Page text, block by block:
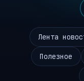
Лента
Полезное